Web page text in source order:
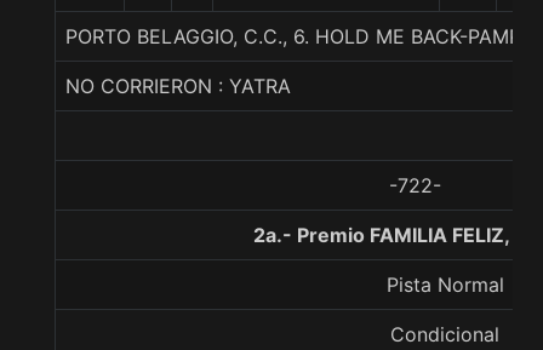
PORTO BELAGGIO, C.C., 6. HOLD ME BACK-
NO CORRIERON : YATRA
-722-
2a.- Premio FAMILIA FELIZ,
Pista Normal
Condicional